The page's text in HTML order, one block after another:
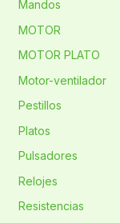
Mandos
MOTOR
MOTOR PLATO
Motor-ventilador
Pestillos
Platos
Pulsadores
Relojes
Resistencias